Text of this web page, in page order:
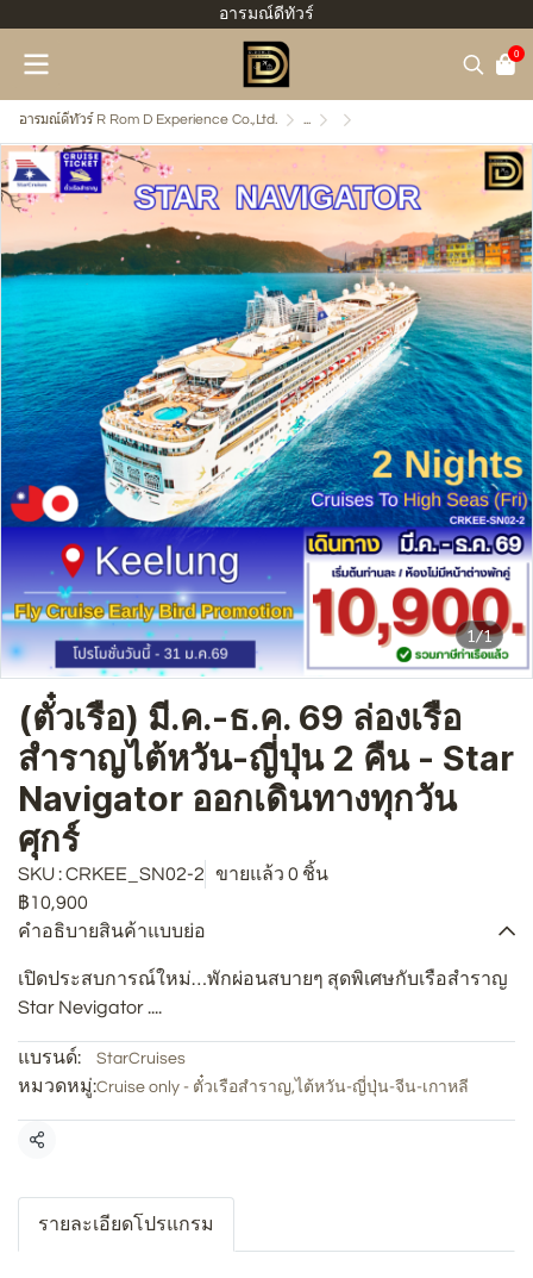
อารมณ์ดีทัวร์
0
อารมณ์ดีทัวร์ R Rom D Experience Co.,Ltd. ... ไต้หวัน-ญี่ปุ่น-จีน-เกาหลี
1/1
(ตั๋วเรือ) มี.ค.-ธ.ค. 69 ล่องเรือ
สำราญไต้หวัน-ญี่ปุ่น 2 คืน - Star
Navigator ออกเดินทางทุกวัน
ศุกร์
SKU : CRKEE_SN02-2
ขายแล้ว 0 ชิ้น
฿10,900
คำอธิบายสินค้าแบบย่อ
เปิดประสบการณ์ใหม่…พักผ่อนสบายๆ สุดพิเศษกับเรือสำราญ
Star Nevigator ....
แบรนด์: StarCruises
หมวดหมู่:Cruise only - ตั๋วเรือสำราญ, ไต้หวัน-ญี่ปุ่น-จีน-เกาหลี
แชร์
รายละเอียดโปรแกรม